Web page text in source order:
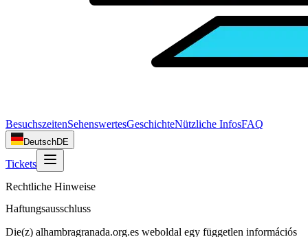
BesuchszeitenSehenswertesGeschichteNützliche InfosFAQ
DeutschDE
Tickets
Rechtliche Hinweise
Haftungsausschluss
Die(z) alhambragranada.org.es weboldal egy független információs